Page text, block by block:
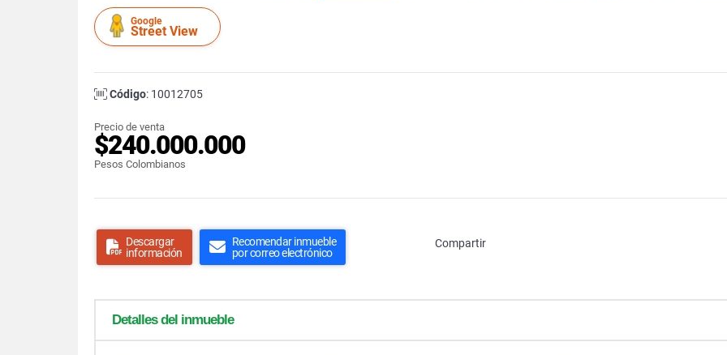
Google
Street View
Código: 10012705
Precio de venta
$240.000.000
Pesos Colombianos
Descargar
información
Recomendar inmueble
por correo electrónico
Compartir
Detalles del inmueble